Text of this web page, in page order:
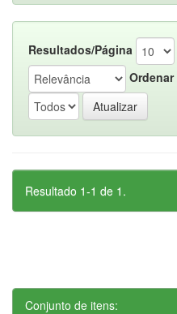
Resultados/Página
Ordenar
Resultado 1-1 de 1.
Conjunto de itens: